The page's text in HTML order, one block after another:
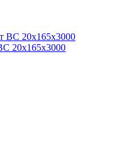
20х165х3000